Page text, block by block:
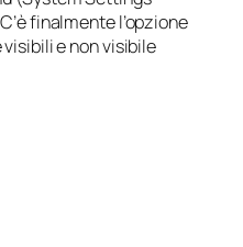
finalmente l’opzione
e non visibile